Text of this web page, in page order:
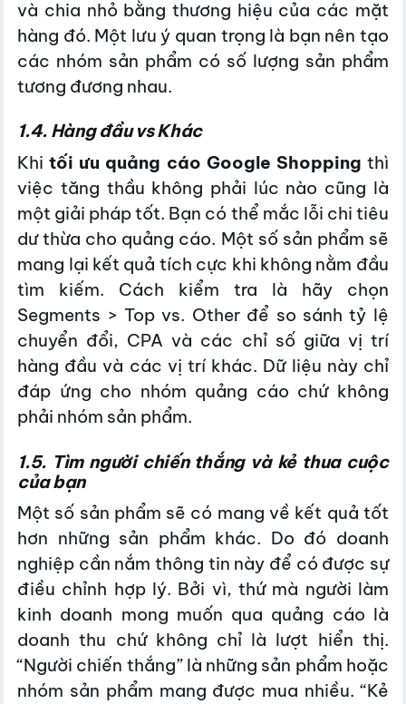
và chia nhỏ bằng thương hiệu của các mặt
hàng đó. Một lưu ý quan trọng là bạn nên tạo
các nhóm sản phẩm có số lượng sản phẩm
tương đương nhau.
1.4. Hàng đầu vs Khác
Khitối ưu quảng cáo Google Shopping thì
việc tăng thầu không phải lúc nào cũng là
một giải pháp tốt. Bạn có thể mắc lỗi chi tiêu
dư thừa cho quảng cáo. Một số sản phẩm sẽ
mang lại kết quả tích cực khi không nằm đầu
tìm kiếm. Cách kiểm tra là hãy chọn
Segments > Top vs. Other để so sánh tỷ lệ
chuyển đổi, CPA và các chỉ số giữa vị trí
hàng đầu và các vị trí khác. Dữ liệu này chỉ
đáp ứng cho nhóm quảng cáo chứ không
phải nhóm sản phẩm.
1.5. Tìm người chiến thắng và kẻ thua cuộc
của bạn
Một số sản phẩm sẽ có mang về kết quả tốt
hơn những sản phẩm khác. Do đó doanh
nghiệp cần nắm thông tin này để có được sự
điều chỉnh hợp lý. Bởi vì, thứ mà người làm
kinh doanh mong muốn qua quảng cáo là
doanh thu chứ không chỉ là lượt hiển thị.
“Người chiến thắng” là những sản phẩm hoặc
nhóm sản phẩm mang được mua nhiều. “Kẻ